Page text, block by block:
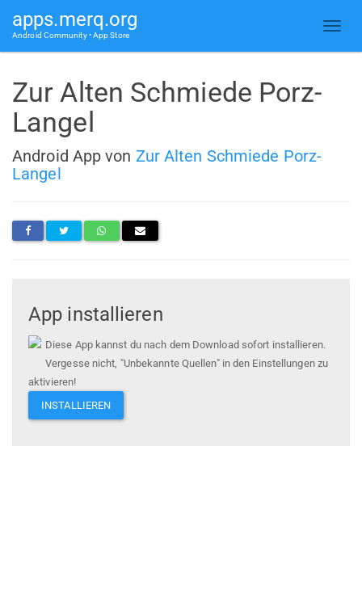
apps.merq.org
Android Community • App Store
Zur Alten Schmiede Porz-
Langel
Android App von Zur Alten Schmiede Porz-
Langel
App installieren
Diese App kannst du nach dem Download sofort installieren.
Vergesse nicht, "Unbekannte Quellen" in den Einstellungen zu
aktivieren!
INSTALLIEREN